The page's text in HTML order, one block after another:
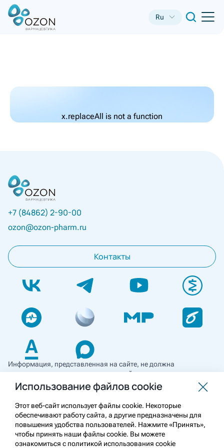
Ru
x.replaceAll is not a function
+7 (84862) 2-90-00
ozon@ozon-pharm.ru
Контакты
Информация, представленная на сайте, не должна
использоваться для самостоятельной диагностики и лечения
и не может служить заменой очной консультации врача. Перед
применением необходимо ознакомиться
с противопоказаниями препарата. Информация
о лекарственных средствах рецептурного отпуска
предназначена для медицинских и фармацевтических
работников.
Использование файлов cookie
Этот веб-сайт использует файлы cookie. Некоторые
обеспечивают работу сайта, а другие предназначены для
повышения удобства пользователей. Нажмите «Принять»,
чтобы принять наши файлы cookie. Вы можете
ознакомиться с политикой использования cookie